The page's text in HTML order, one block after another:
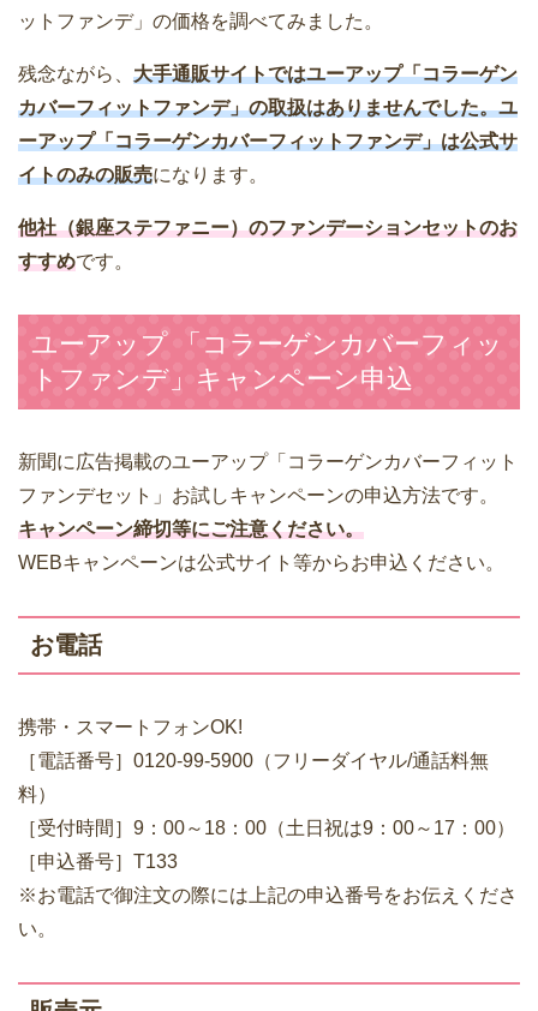
ットファンデ」の価格を調べてみました。
残念ながら、 大手通販サイトではユーアップ「コラーゲン
カバーフィットファンデ」の取扱はありませんでした。ユ
ーアップ「コラーゲンカバーフィットファンデ」は公式サ
イトのみの販売になります。
他社（銀座ステファニー）のファンデーションセットのお
すすめです。
ユーアップ 「コラーゲンカバーフィッ
トファンデ」キャンペーン申込
新聞に広告掲載のユーアップ「コラーゲンカバーフィット
ファンデセット」お試しキャンペーンの申込方法です。
キャンペーン締切等にご注意ください。
WEBキャンペーンは公式サイト等からお申込ください。
お電話
携帯・スマートフォンOK!
［電話番号］0120-99-5900（フリーダイヤル/通話料無
料）
［受付時間］9：00～18：00（土日祝は9：00～17：00）
［申込番号］T133
※お電話で御注文の際には上記の申込番号をお伝えくださ
い。